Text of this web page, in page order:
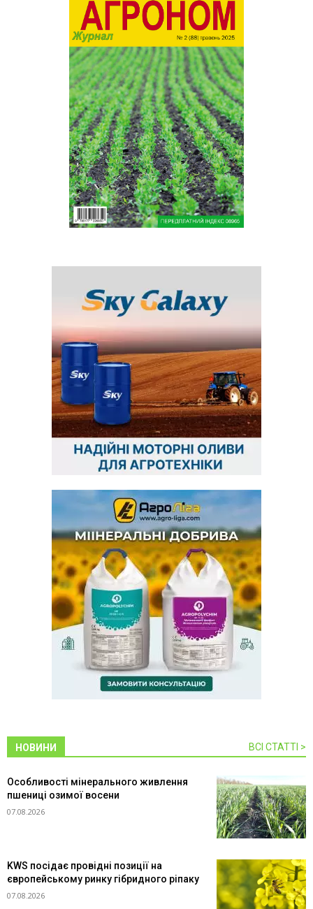
НОВИНИ ВСІ СТАТТІ >
Особливості мінерального живлення
пшениці озимої восени
07.08.2026
KWS посідає провідні позиції на
європейському ринку гібридного ріпаку
07.08.2026